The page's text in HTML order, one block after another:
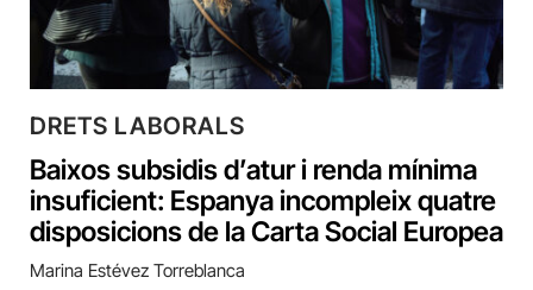
DRETS LABORALS
Baixos subsidis d’atur i renda mínima
insuficient: Espanya incompleix quatre
disposicions de la Carta Social Europea
Marina Estévez Torreblanca